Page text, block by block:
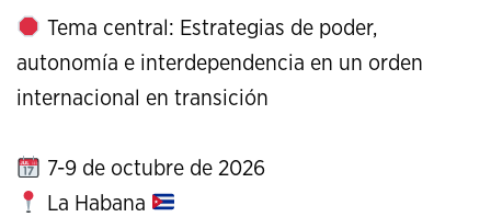
Tema central: Estrategias de poder,
autonomía e interdependencia en un orden
internacional en transición
7-9 de octubre de 2026
La Habana